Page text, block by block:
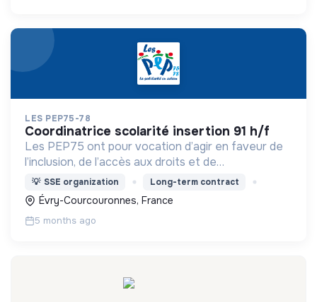
LES PEP75-78
coordinatrice scolarité insertion 91 h/f
Les PEP75 ont pour vocation d’agir en faveur de
l’inclusion, de l’accès aux droits et de
l’accompagnement des publics les plus vulnérables
💡 SSE organization Long-term contract
Évry-Courcouronnes, France
5 months ago